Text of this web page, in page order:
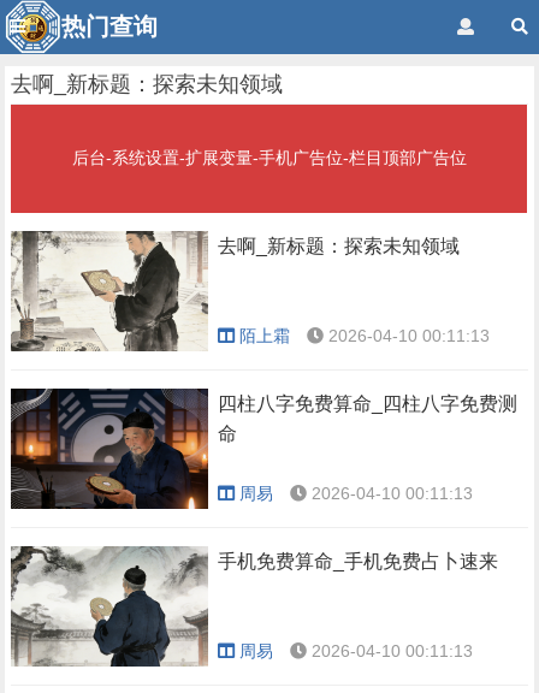
热门查询
去啊_新标题：探索未知领域
后台-系统设置-扩展变量-手机广告位-栏目顶部广告位
去啊_新标题：探索未知领域
陌上霜 2026-04-10 00:11:13
四柱八字免费算命_四柱八字免费测
命
周易 2026-04-10 00:11:13
手机免费算命_手机免费占卜速来
周易 2026-04-10 00:11:13